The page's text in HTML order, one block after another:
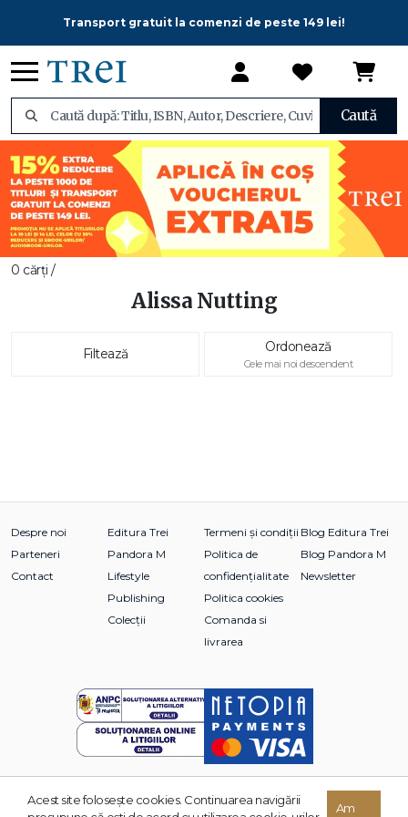
Transport gratuit la comenzi de peste 149 lei!
Caută
0 cărți /
Alissa Nutting
Filtează Ordonează
Cele mai noi descendent
Despre noi
Parteneri
Contact
Editura Trei
Pandora M
Lifestyle
Publishing
Colecții
Termeni și condiții
Politica de
confidențialitate
Politica cookies
Comanda si
livrarea
Blog Editura Trei
Blog Pandora M
Newsletter
© 2026 Grupul Editorial TREI. Toate drepturile rezervate.
Acest site foloseşte cookies. Continuarea navigării
Am